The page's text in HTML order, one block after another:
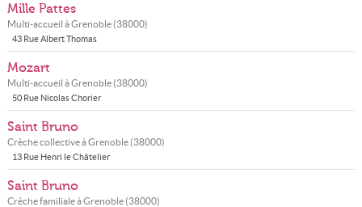
Mille Pattes
Multi-accueil àGrenoble(38000)
43 Rue Albert Thomas
Mozart
Multi-accueil àGrenoble(38000)
50 Rue Nicolas Chorier
Saint Bruno
Crèche collective àGrenoble(38000)
13 Rue Henri le Châtelier
Saint Bruno
Crèche familiale àGrenoble(38000)